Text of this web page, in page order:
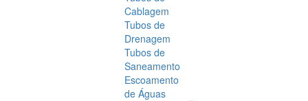
Cablagem
Tubos de
Drenagem
Tubos de
Saneamento
Escoamento
de Águas